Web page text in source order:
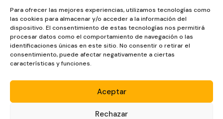
Para ofrecer las mejores experiencias, utilizamos tecnologías como
las cookies para almacenar y/o acceder a la información del
dispositivo. El consentimiento de estas tecnologías nos permitirá
procesar datos como el comportamiento de navegación o las
identificaciones únicas en este sitio. No consentir o retirar el
consentimiento, puede afectar negativamente a ciertas
características y funciones.
Aceptar
Rechazar
Aviso legal
Política de privacidad
Política de cookies